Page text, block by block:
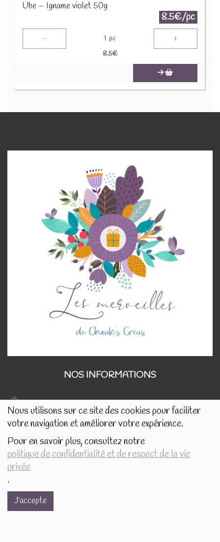
Nous utilisons sur ce site des cookies pour faciliter
votre navigation et améliorer votre expérience.
Pour en savoir plus, consultez notre
politique de confidentialité et de respect de la vie
privée
.
J'accepte
Ube – Igname violet 50g
8.5€/pc
- 1 pc +
8.5€
NOS INFORMATIONS
Rue de Tournai 32B
7520 Templeuve
lescreasdechouks@gmail.com
BE0849.325.169